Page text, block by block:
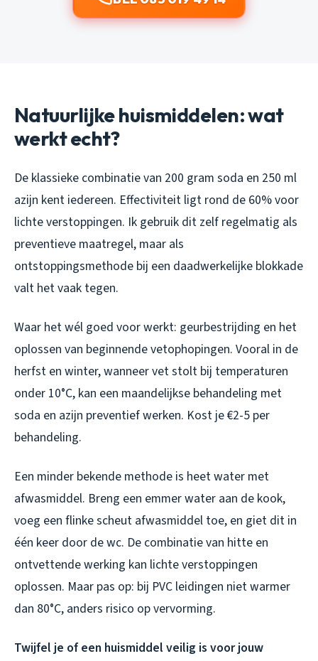
Natuurlijke huismiddelen: wat
werkt echt?
De klassieke combinatie van 200 gram soda en 250 ml
azijn kent iedereen. Effectiviteit ligt rond de 60% voor
lichte verstoppingen. Ik gebruik dit zelf regelmatig als
preventieve maatregel, maar als
ontstoppingsmethode bij een daadwerkelijke blokkade
valt het vaak tegen.
Waar het wél goed voor werkt: geurbestrijding en het
oplossen van beginnende vetophopingen. Vooral in de
herfst en winter, wanneer vet stolt bij temperaturen
onder 10°C, kan een maandelijkse behandeling met
soda en azijn preventief werken. Kost je €2-5 per
behandeling.
Een minder bekende methode is heet water met
afwasmiddel. Breng een emmer water aan de kook,
voeg een flinke scheut afwasmiddel toe, en giet dit in
één keer door de wc. De combinatie van hitte en
ontvettende werking kan lichte verstoppingen
oplossen. Maar pas op: bij PVC leidingen niet warmer
dan 80°C, anders risico op vervorming.
Twijfel je of een huismiddel veilig is voor jouw